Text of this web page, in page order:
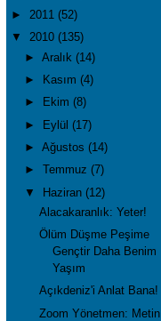
► 2011 (52)
▼ 2010 (135)
►Aralık(14)
►
Kasım(4)
►
Ekim(8)
► Eylül(17)
►Ağustos(14)
►Temmuz(7)
▼ Haziran(12)
Alacakaranlık: Yeter!
Ölüm Düşme Peşime
Gençtir Daha Benim
Yaşım
Açıkdeniz'i Anlat Bana!
Zoom Yönetmen: Metin